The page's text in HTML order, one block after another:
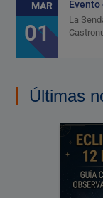
MAR
01
Evento
La
Últimas